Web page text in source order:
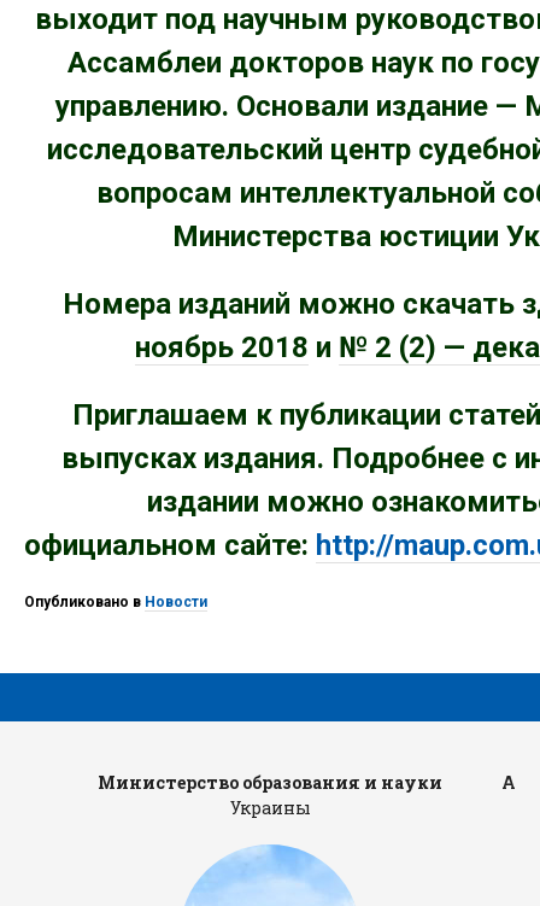
выходит под научным
Ассамблеи докторов наук по
управлению. Основали издание
исследовательский центр
вопросам интеллектуальной
Министерства юстиции
Номера изданий можно скачать
ноябрь 2018 и № 2 (2) —
Приглашаем к публикации
выпусках издания. Подробнее с
издании можно
официальном сайте: http://
Опубликовано в Новости
Министерство образования и науки
Украины